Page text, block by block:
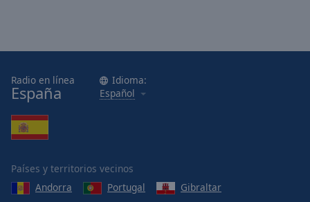
Radio en línea
España
Idioma:
Español
Países y territorios vecinos
Andorra
Portugal
Gibraltar